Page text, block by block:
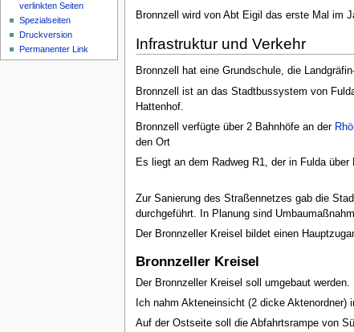
Bronnzell wird von Abt Eigil das erste Mal im
Infrastruktur und Verkehr
Bronnzell hat eine Grundschule, die
Bronnzell ist an das Stadtbussystem von
Hattenhof.
Bronnzell verfügte über 2 Bahnhöfe an der
den Ort
Es liegt an dem Radweg R1, der in Fulda über
Zur Sanierung des Straßennetzes gab die
durchgeführt. In Planung sind
Der Bronnzeller Kreisel bildet einen
Bronnzeller Kreisel
Der Bronnzeller Kreisel soll umgebaut werden.
Ich nahm Akteneinsicht (2 dicke
Auf der Ostseite soll die Abfahrtsrampe von
verlinkten Seiten
Spezialseiten
Druckversion
Permanenter Link